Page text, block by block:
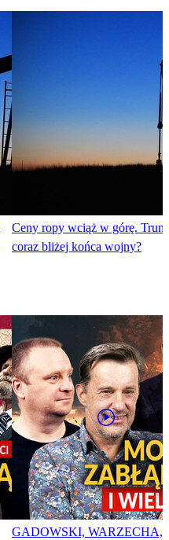
Ceny ropy wciąż w górę.
coraz bliżej końca wojny?
GADOWSKI, WARZECHA,